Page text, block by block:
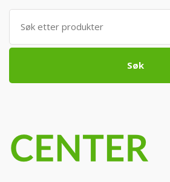
Søk
etter:
Søk